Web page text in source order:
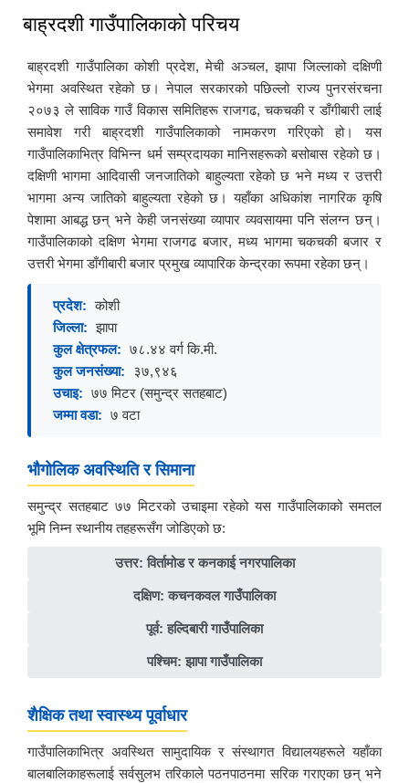
बाह्रदशी गाउँपालिकाको परिचय
बाह्रदशी गाउँपालिका कोशी प्रदेश, मेची अञ्चल, झापा जिल्लाको दक्षिणी
भेगमा अवस्थित रहेको छ। नेपाल सरकारको पछिल्लो राज्य पुनरसंरचना
२०७३ ले साविक गाउँ विकास समितिहरू राजगढ, चकचकी र डाँगीबारी लाई
समावेश गरी बाह्रदशी गाउँपालिकाको नामकरण गरिएको हो। यस
गाउँपालिकाभित्र विभिन्न धर्म सम्प्रदायका मानिसहरूको बसोबास रहेको छ।
दक्षिणी भागमा आदिवासी जनजातिको बाहुल्यता रहेको छ भने मध्य र उत्तरी
भागमा अन्य जातिको बाहुल्यता रहेको छ। यहाँका अधिकांश नागरिक कृषि
पेशामा आबद्ध छन् भने केही जनसंख्या व्यापार व्यवसायमा पनि संलग्न छन्।
गाउँपालिकाको दक्षिण भेगमा राजगढ बजार, मध्य भागमा चकचकी बजार र
उत्तरी भेगमा डाँगीबारी बजार प्रमुख व्यापारिक केन्द्रका रूपमा रहेका छन्।
प्रदेश: कोशी
जिल्ला: झापा
कुल क्षेत्रफल: ७८.४४ वर्ग कि.मी.
कुल जनसंख्या:
३७,९४६
उचाइ: ७७ मिटर (समुन्द्र सतहबाट)
जम्मा वडा: ७ वटा
भौगोलिक अवस्थिति र सिमाना
समुन्द्र सतहबाट ७७ मिटरको उचाइमा रहेको यस गाउँपालिकाको समतल
भूमि निम्न स्थानीय तहहरूसँग जोडिएको छ:
उत्तर: विर्तामोड र कनकाई नगरपालिका
दक्षिण: कचनकवल गाउँपालिका
पूर्व: हल्दिबारी गाउँपालिका
पश्चिम: झापा गाउँपालिका
शैक्षिक तथा स्वास्थ्य पूर्वाधार
गाउँपालिकाभित्र अवस्थित सामुदायिक र संस्थागत विद्यालयहरूले यहाँका
बालबालिकाहरूलाई सर्वसुलभ तरिकाले पठनपाठनमा सरिक गराएका छन् भने